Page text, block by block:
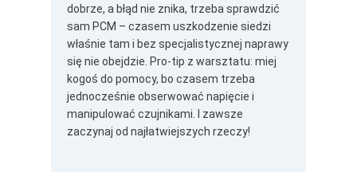
dobrze, a błąd nie znika, trzeba sprawdzić
sam PCM – czasem uszkodzenie siedzi
właśnie tam i bez specjalistycznej naprawy
się nie obejdzie. Pro-tip z warsztatu: miej
kogoś do pomocy, bo czasem trzeba
jednocześnie obserwować napięcie i
manipulować czujnikami. I zawsze
zaczynaj od najłatwiejszych rzeczy!